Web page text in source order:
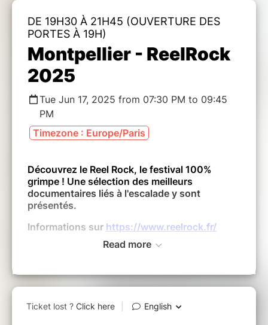
DE 19H30 À 21H45 (OUVERTURE DES
PORTES À 19H)
Montpellier - ReelRock
2025
Tue Jun 17, 2025 from 07:30 PM to 09:45
PM
Timezone : Europe/Paris
Découvrez le Reel Rock, le festival 100%
grimpe ! Une sélection des meilleurs
documentaires liés à l'escalade y sont
présentés.
Informations sur https://www.reelrock.fr/
Tous les films sont en version originale et
Read more